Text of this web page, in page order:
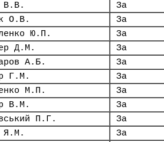
В.В.
За
О.В.
За
Ю.П.
За
Д.М.
За
А.Б.
За
Г.М.
За
М.П.
За
В.М.
За
П.Г.
За
Я.М.
За